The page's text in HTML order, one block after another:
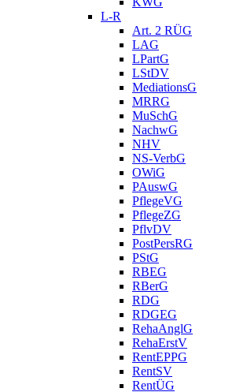
L-R
Art. 2 RÜG
LAG
LPartG
LStDV
MediationsG
MRRG
MuSchG
NachwG
NHV
NS-VerbG
OWiG
PAuswG
PflegeVG
PflegeZG
PflvDV
PostPersRG
PStG
RBEG
RBerG
RDG
RDGEG
RehaAnglG
RehaErstV
RentEPPG
RentSV
RentÜG